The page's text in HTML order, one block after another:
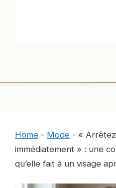
Home - Mode - «
immédiatement » : une
qu’elle fait à un visage